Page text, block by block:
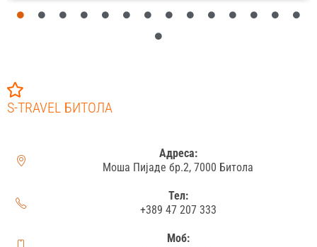
S-TRAVEL БИТОЛА
Адреса:
Моша Пијаде бр.2, 7000 Битола
Тел:
+389 47 207 333
Моб: